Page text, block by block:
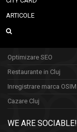
ARTICOLE
Optimizare SEO
Restaurante in Cluj
Inregistrare marca OSIM
Cazare Cluj
WE ARE SOCIABLE!